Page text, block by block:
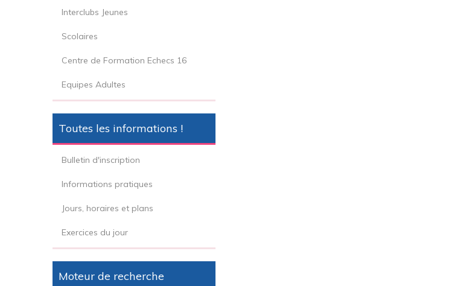
Interclubs Jeunes
Scolaires
Centre de Formation Echecs 16
Equipes Adultes
Toutes les informations !
Bulletin d'inscription
Informations pratiques
Jours, horaires et plans
Exercices du jour
Moteur de recherche